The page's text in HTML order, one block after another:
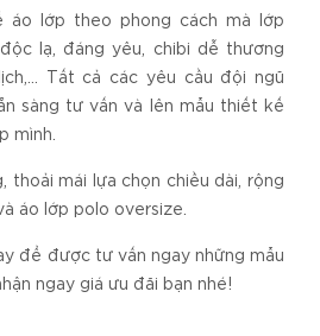
áo lớp theo phong cách mà lớp
lạ, đáng yêu, chibi dễ thương
Tất cả các yêu cầu đội ngũ
sàng tư vấn và lên mẫu thiết kế
mình.
thoải mái lựa chọn chiều dài, rộng
áo lớp polo oversize.
để được tư vấn ngay những mẫu
ngay giá ưu đãi bạn nhé!